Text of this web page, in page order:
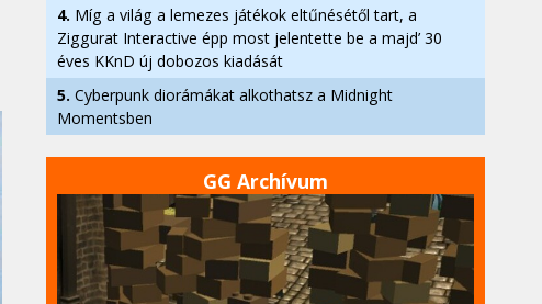
4. Míg a világ a lemezes játékok eltűnésétől tart, a
Ziggurat Interactive épp most jelentette be a majd’ 30
éves KKnD új dobozos kiadását
5. Cyberpunk diorámákat alkothatsz a Midnight
Momentsben
GG Archívum